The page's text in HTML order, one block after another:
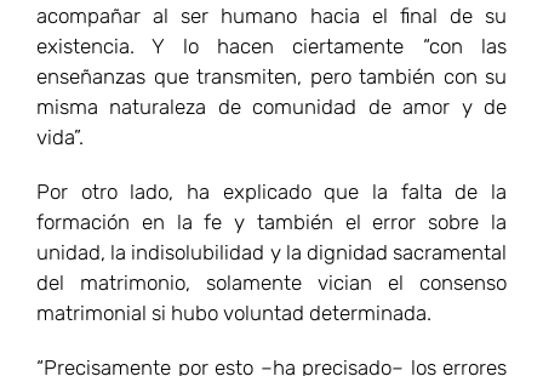
acompañar al ser humano hacia el final de su
existencia. Y lo hacen ciertamente “con las
enseñanzas que transmiten, pero también con su
misma naturaleza de comunidad de amor y de
vida”.
Por otro lado, ha explicado que la falta de la
formación en la fe y también el error sobre la
unidad, la indisolubilidad y la dignidad sacramental
del matrimonio, solamente vician el consenso
matrimonial si hubo voluntad determinada.
“Precisamente por esto –ha precisado– los errores